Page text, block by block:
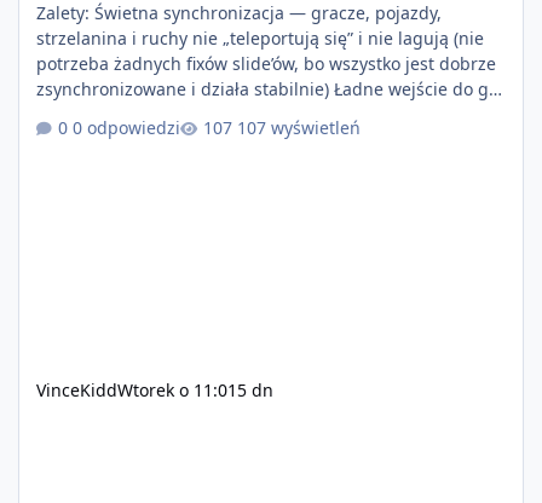
Zalety: Świetna synchronizacja — gracze, pojazdy,
strzelanina i ruchy nie „teleportują się” i nie lagują (nie
potrzeba żadnych fixów slide’ów, bo wszystko jest dobrze
zsynchronizowane i działa stabilnie) Ładne wejście do gry
+ solidny antycheat na poziomie multiplayera Wygodne
pisanie własnych modów i skryptów (wsparcie C# / JS /
0 odpowiedzi 107 wyświetleń
VinceKiddWtorek o 11:015 dn